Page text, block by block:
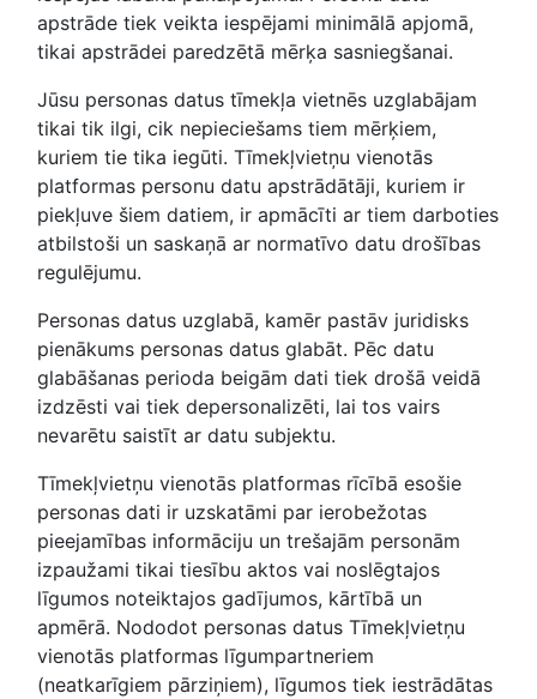
apstrāde tiek veikta iespējami minimālā apjomā,
tikai apstrādei paredzētā mērķa sasniegšanai.
Jūsu personas datus tīmekļa vietnēs uzglabājam
tikai tik ilgi, cik nepieciešams tiem mērķiem,
kuriem tie tika iegūti. Tīmekļvietņu vienotās
platformas personu datu apstrādātāji, kuriem ir
piekļuve šiem datiem, ir apmācīti ar tiem darboties
atbilstoši un saskaņā ar normatīvo datu drošības
regulējumu.
Personas datus uzglabā, kamēr pastāv juridisks
pienākums personas datus glabāt. Pēc datu
glabāšanas perioda beigām dati tiek drošā veidā
izdzēsti vai tiek depersonalizēti, lai tos vairs
nevarētu saistīt ar datu subjektu.
Tīmekļvietņu vienotās platformas rīcībā esošie
personas dati ir uzskatāmi par ierobežotas
pieejamības informāciju un trešajām personām
izpaužami tikai tiesību aktos vai noslēgtajos
līgumos noteiktajos gadījumos, kārtībā un
apmērā. Nododot personas datus Tīmekļvietņu
vienotās platformas līgumpartneriem
(neatkarīgiem pārziņiem), līgumos tiek iestrādātas